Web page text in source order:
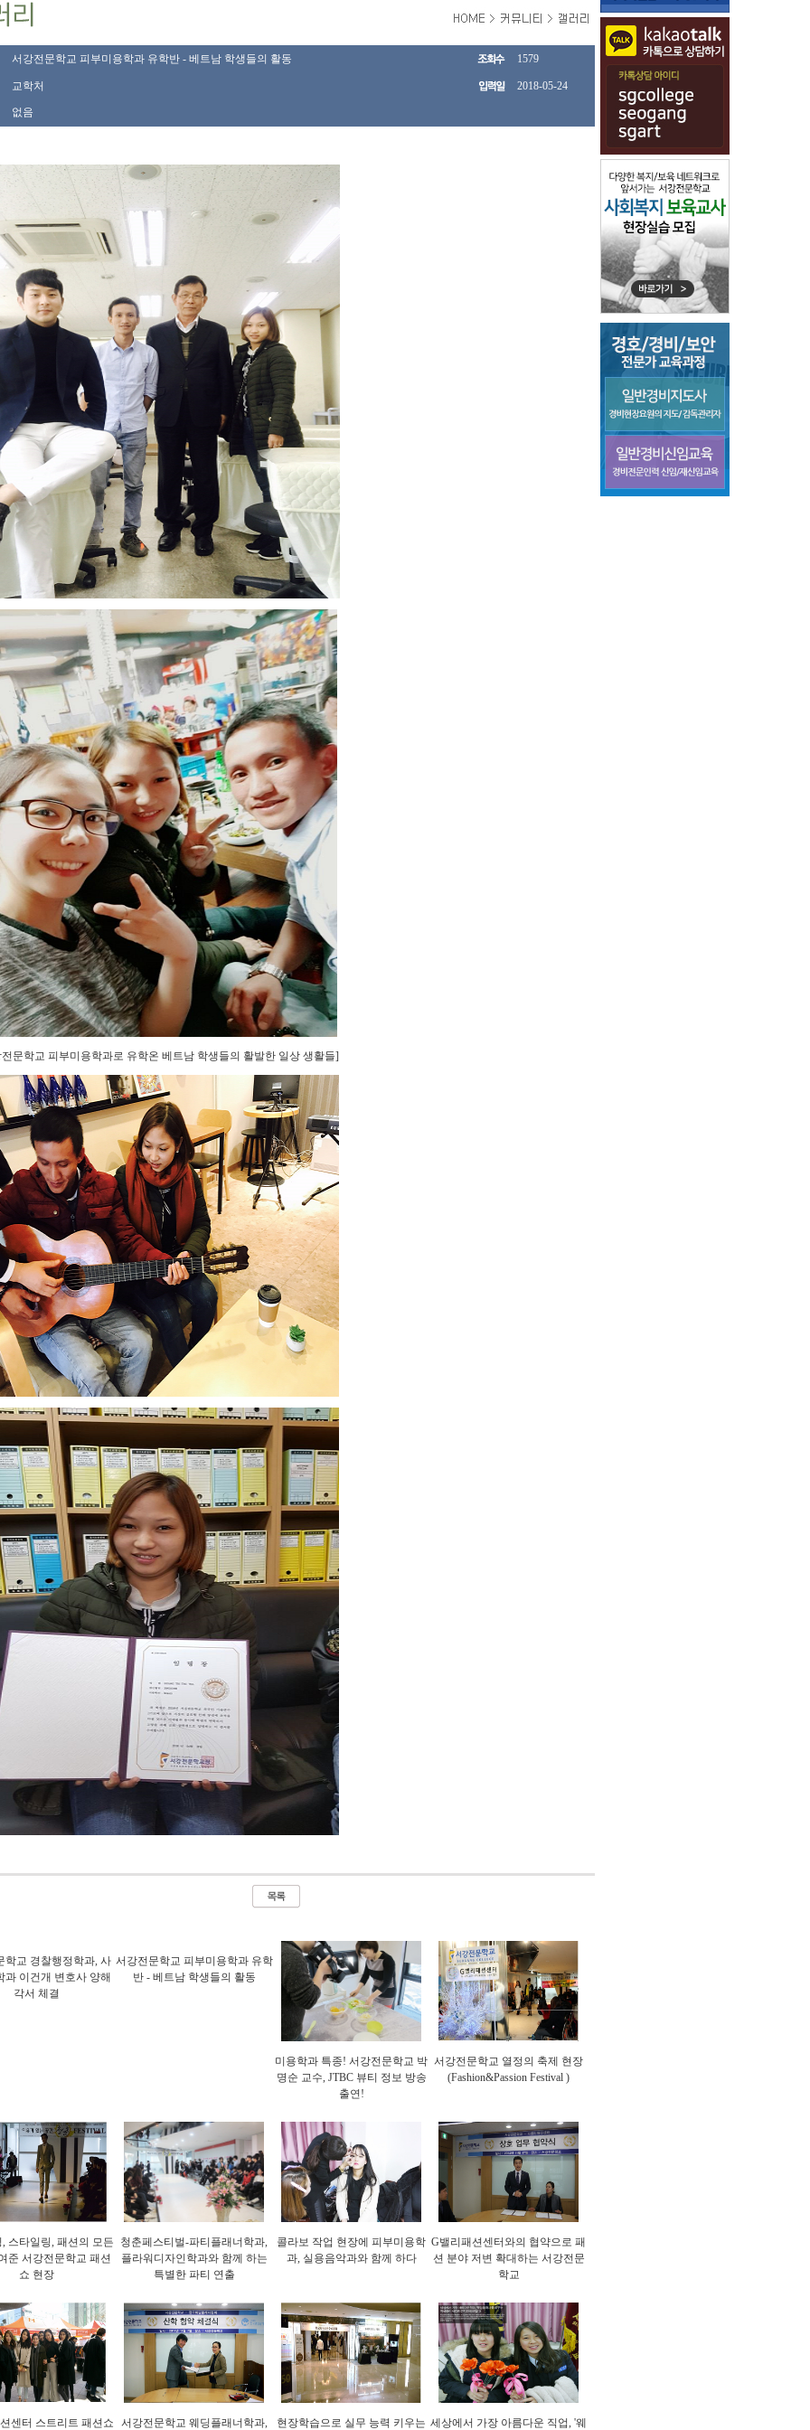
서강전문학교 피부미용학과 유학반 - 베트남 학생들의 활동 1579
교학처 2018-05-24
없음
문학교 피부미용학과로 유학온 베트남 학생들의 활발한 일상 생활들]
학교 경찰행정학과, 사
과 이건개 변호사 양해
각서 체결
서강전문학교 피부미용학과 유학
반 - 베트남 학생들의 활동
미용학과 특종! 서강전문학교 박
명순 교수, JTBC 뷰티 정보 방송
출연!
서강전문학교 열정의 축제 현장
(Fashion&Passion Festival )
스타일링, 패션의 모든
준 서강전문학교 패션
쇼 현장
청춘페스티벌-파티플래너학과,
플라워디자인학과와 함께 하는
특별한 파티 연출
콜라보 작업 현장에 피부미용학
과, 실용음악과와 함께 하다
G밸리패션센터와의 협약으로 패
션 분야 저변 확대하는 서강전문
학교
센터 스트리트 패션쇼 서강전문학교 웨딩플래너학과, 현장학습으로 실무 능력 키우는 세상에서 가장 아름다운 직업, '웨